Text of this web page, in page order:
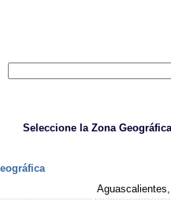
Seleccione la Zona